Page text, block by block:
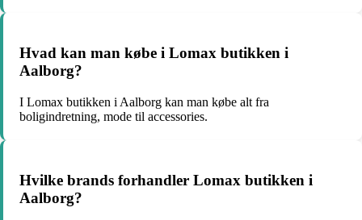
Hvad kan man købe i Lomax butikken i
Aalborg?
I Lomax butikken i Aalborg kan man købe alt fra
boligindretning, mode til accessories.
Hvilke brands forhandler Lomax butikken i
Aalborg?